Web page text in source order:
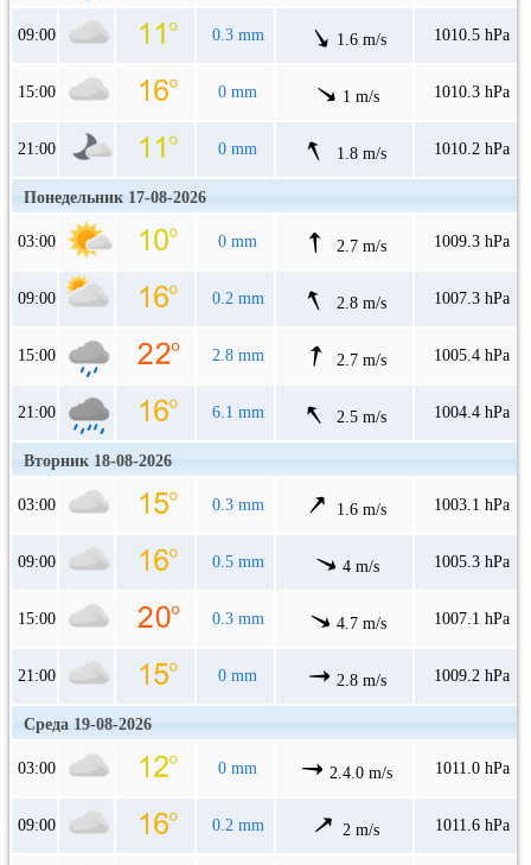
09:00 0.3 mm 1.6 m/s 1010.5 hPa
15:00 0 mm 1 m/s 1010.3 hPa
21:00 0 mm 1.8 m/s 1010.2 hPa
Понедельник 17-08-2026
03:00 0 mm 2.7 m/s 1009.3 hPa
09:00 0.2 mm 2.8 m/s 1007.3 hPa
15:00 2.8 mm 2.7 m/s 1005.4 hPa
21:00 6.1 mm 2.5 m/s 1004.4 hPa
Вторник 18-08-2026
03:00 0.3 mm 1.6 m/s 1003.1 hPa
09:00 0.5 mm 4 m/s 1005.3 hPa
15:00 0.3 mm 4.7 m/s 1007.1 hPa
21:00 0 mm 2.8 m/s 1009.2 hPa
Среда 19-08-2026
03:00 0 mm 2.4.0 m/s 1011.0 hPa
09:00 0.2 mm 2 m/s 1011.6 hPa